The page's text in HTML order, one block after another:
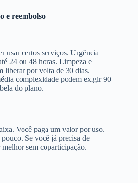
e reembolso
usar certos serviços. Urgência
24 ou 48 horas. Limpeza e
liberar por volta de 30 dias.
complexidade podem exigir 90
do plano.
Você paga um valor por uso.
Se você já precisa de
melhor sem coparticipação.